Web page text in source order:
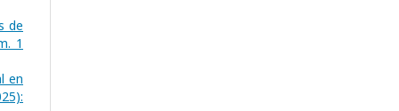
de
1
en